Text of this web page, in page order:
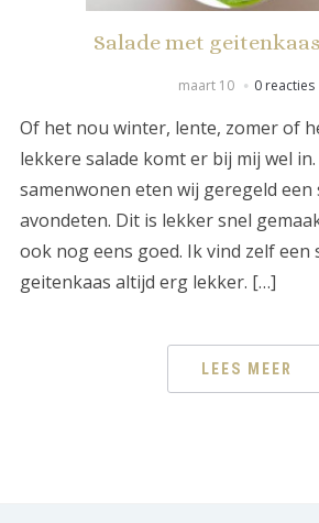
Salade met
maart 10 0 reacties
Of het nou winter, lente, zomer of
lekkere salade komt er bij mij wel in.
samenwonen eten wij geregeld een
avondeten. Dit is lekker snel
ook nog eens goed. Ik vind zelf een
geitenkaas altijd erg lekker. […]
LEES MEER